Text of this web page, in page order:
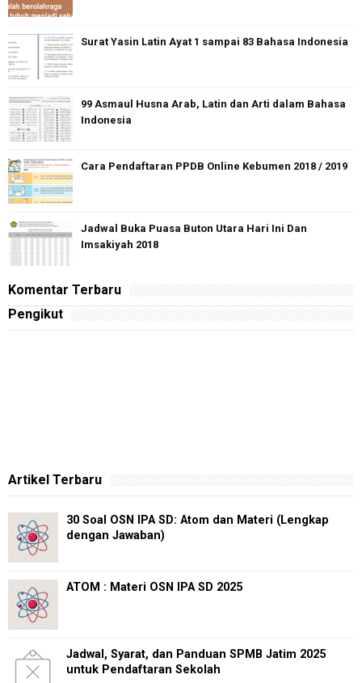
Surat Yasin Latin Ayat 1 sampai 83 Bahasa Indonesia
99 Asmaul Husna Arab, Latin dan Arti dalam Bahasa
Indonesia
Cara Pendaftaran PPDB Online Kebumen 2018 / 2019
Jadwal Buka Puasa Buton Utara Hari Ini Dan
Imsakiyah 2018
Komentar Terbaru
Pengikut
Artikel Terbaru
30 Soal OSN IPA SD: Atom dan Materi (Lengkap
dengan Jawaban)
ATOM : Materi OSN IPA SD 2025
Jadwal, Syarat, dan Panduan SPMB Jatim 2025
untuk Pendaftaran Sekolah